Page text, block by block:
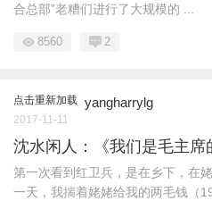
合总部”老糟们进行了大规模的 ...
8560 2
点击重新加载 yangharrylg
2017-11-11
沈水闲人：《我们是毛主席
第一次看到红卫兵，是在乡下，在
一天，我揣着姥姥给我的两毛钱（19